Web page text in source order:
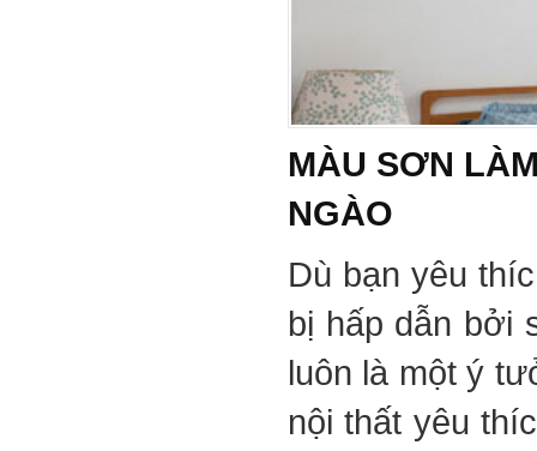
MÀU SƠN
NGÀO
Dù bạn yêu
bị hấp dẫn bởi
luôn là một ý
nội thất yêu